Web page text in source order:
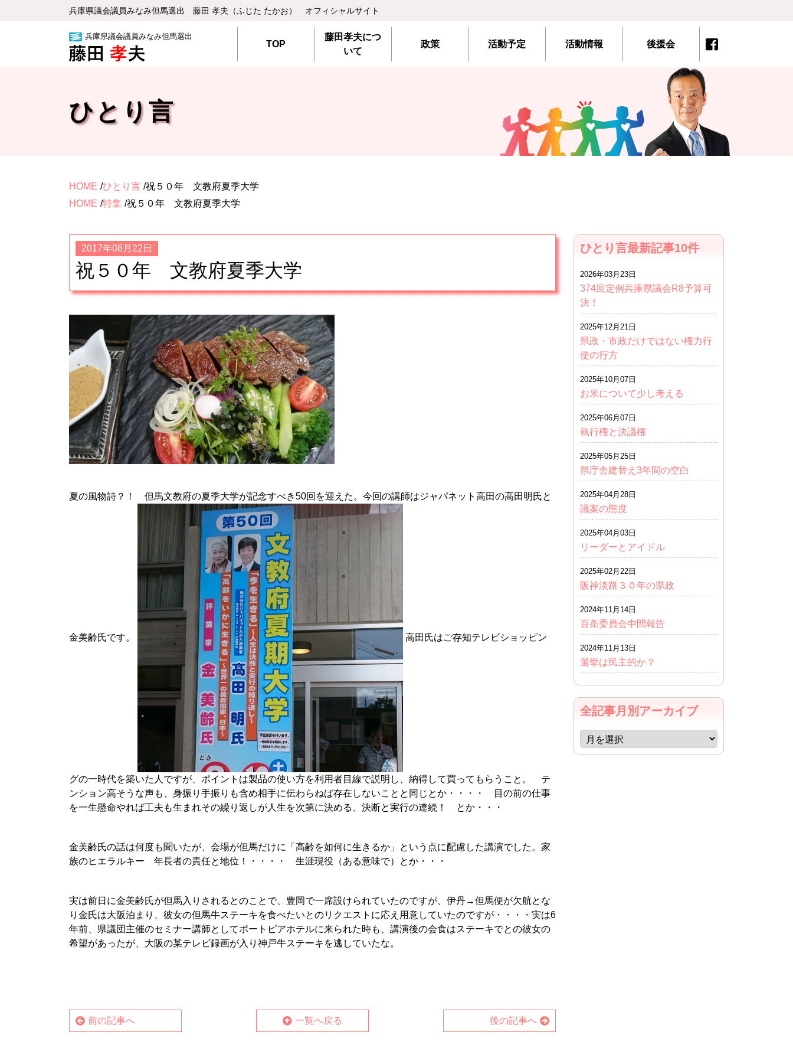
兵庫県議会議員みなみ但⾺選出 藤⽥ 孝夫（ふじた たかお） オフィシャルサイト
兵庫県議会議員みなみ但馬選出
TOP
藤田孝夫につ
いて
政策 活動予定 活動情報 後援会
ひとり言
HOME ひとり言 祝５０年 文教府夏季大学
HOME 特集 祝５０年 文教府夏季大学
2017年08月22日
祝５０年 文教府夏季大学
夏の風物詩？！ 但馬文教府の夏季大学が記念すべき50回を迎えた。今回の講師はジャパネット高田の高田明氏と
金美齢氏です。 高田氏はご存知テレビショッピン
グの一時代を築いた人ですが、ポイントは製品の使い方を利用者目線で説明し、納得して買ってもらうこと。 テ
ンション高そうな声も、身振り手振りも含め相手に伝わらねば存在しないことと同じとか・・・・ 目の前の仕事
を一生懸命やれば工夫も生まれその繰り返しが人生を次第に決める、決断と実行の連続！ とか・・・
金美齢氏の話は何度も聞いたが、会場が但馬だけに「高齢を如何に生きるか」という点に配慮した講演でした。家
族のヒエラルキー 年長者の責任と地位！・・・・ 生涯現役（ある意味で）とか・・・
実は前日に金美齢氏が但馬入りされるとのことで、豊岡で一席設けられていたのですが、伊丹→但馬便が欠航とな
り金氏は大阪泊まり、彼女の但馬牛ステーキを食べたいとのリクエストに応え用意していたのですが・・・・実は6
年前、県議団主催のセミナー講師としてポートピアホテルに来られた時も、講演後の会食はステーキでとの彼女の
希望があったが、大阪の某テレビ録画が入り神戸牛ステーキを逃していたな。
前の記事へ 後の記事へ
一覧へ戻る
ひとり言最新記事10件
2026年03月23日
374回定例兵庫県議会R8予算可
決！
2025年12月21日
県政・市政だけではない権力行
使の行方
2025年10月07日
お米について少し考える
2025年06月07日
執行権と決議権
2025年05月25日
県庁舎建替え3年間の空白
2025年04月28日
議案の態度
2025年04月03日
リーダーとアイドル
2025年02月22日
阪神淡路３０年の県政
2024年11月14日
百条委員会中間報告
2024年11月13日
選挙は民主的か？
全記事月別アーカイブ